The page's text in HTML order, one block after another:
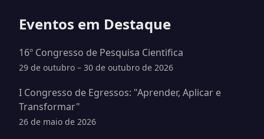
Eventos em Destaque
16º Congresso de Pesquisa Cientifica
29 de outubro – 30 de outubro de 2026
I Congresso de Egressos: "Aprender, Aplicar e
Transformar"
26 de maio de 2026